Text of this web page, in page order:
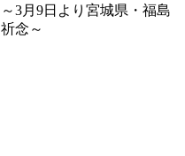
3月9日より宮城県・福島
念～